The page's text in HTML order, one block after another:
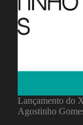
Lançamento do
Agostinho